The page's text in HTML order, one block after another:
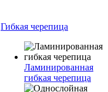
Гибкая черепица
Ламинированная
гибкая черепица